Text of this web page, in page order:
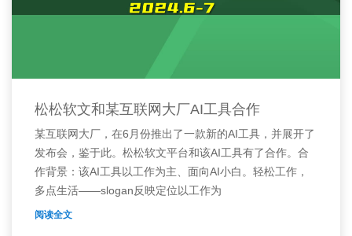
松松软文和某互联网大厂AI工具合作
某互联网大厂，在6月份推出了一款新的AI工具，并展开了
发布会，鉴于此。松松软文平台和该AI工具有了合作。合
作背景：该AI工具以工作为主、面向AI小白。轻松工作，
多点生活——slogan反映定位以工作为
阅读全文